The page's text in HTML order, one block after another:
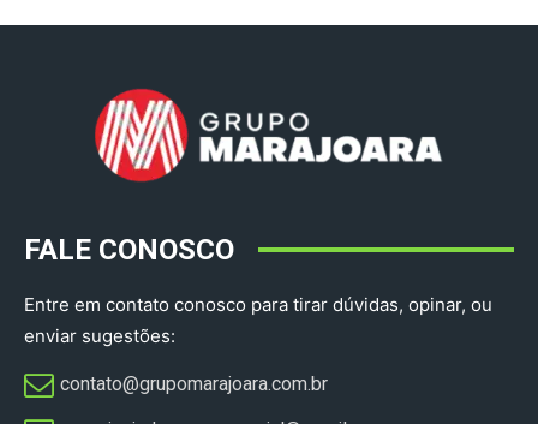
FALE CONOSCO
Entre em contato conosco para tirar dúvidas, opinar, ou
enviar sugestões:
contato@grupomarajoara.com.br